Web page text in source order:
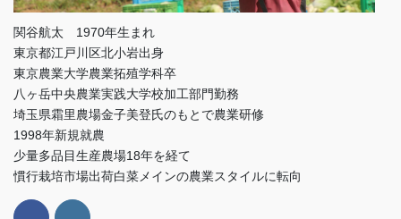
関谷航太 1970年生まれ
東京都江戸川区北小岩出身
東京農業大学農業拓殖学科卒
八ヶ岳中央農業実践大学校加工部門勤務
埼玉県霜里農場金子美登氏のもとで農業研修
1998年新規就農
少量多品目生産農場18年を経て
慣行栽培市場出荷白菜メインの農業スタイルに転向